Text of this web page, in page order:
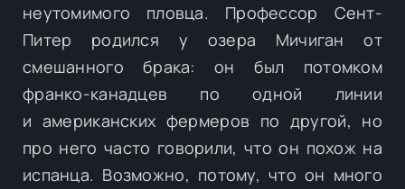
неутомимого пловца. Профессор Сент-
Питер родился у озера Мичиган от
смешанного брака: он был потомком
франко-канадцев по одной линии
и американских фермеров по другой, но
про него часто говорили, что он похож на
испанца. Возможно, потому, что он много